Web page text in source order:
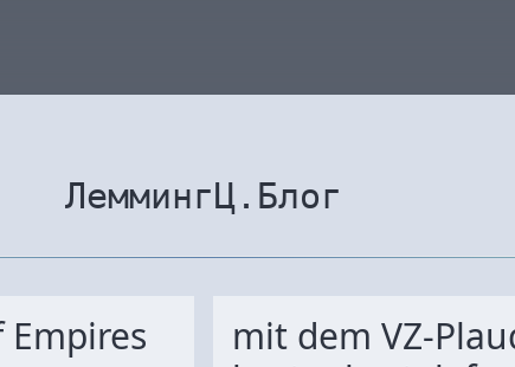
ЛеммингЦ.Блог
mit dem VZ-